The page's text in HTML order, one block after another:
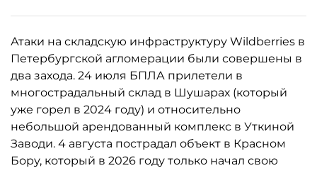
Атаки на складскую инфраструктуру Wildberries в
Петербургской агломерации были совершены в
два захода. 24 июля БПЛА прилетели в
многострадальный склад в Шушарах (который
уже горел в 2024 году) и относительно
небольшой арендованный комплекс в Уткиной
Заводи. 4 августа пострадал объект в Красном
Бору, который в 2026 году только начал свою